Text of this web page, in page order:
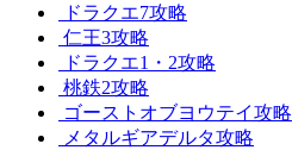
ドラクエ7攻略
仁王3攻略
ドラクエ1・2攻略
桃鉄2攻略
ゴーストオブヨウテイ攻略
メタルギアデルタ攻略